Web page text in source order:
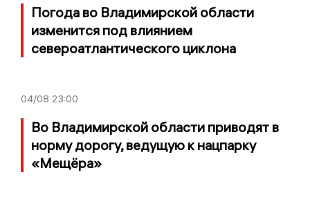
Погода во Владимирской области
изменится под влиянием
североатлантического циклона
04/08 23:00
Во Владимирской области приводят в
норму дорогу, ведущую к нацпарку
«Мещёра»